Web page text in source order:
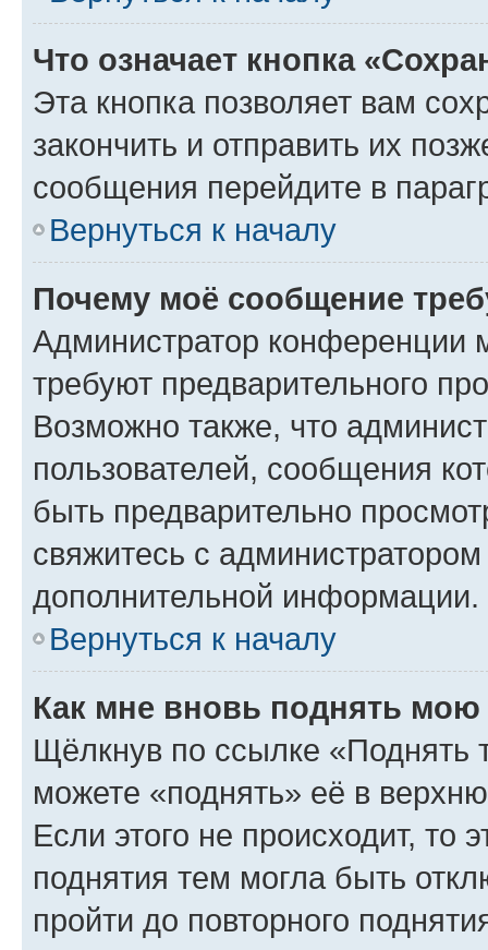
Что означает кнопка
Эта кнопка позволяет вам
закончить и отправить их
сообщения перейдите в
Вернуться к началу
Почему моё сообщение
Администратор конференции
требуют предварительного
Возможно также, что
пользователей, сообщения
быть предварительно
свяжитесь с
дополнительной информации.
Вернуться к началу
Как мне вновь поднять мою
Щёлкнув по ссылке «Поднять
можете «поднять» её в
Если этого не происходит, то
поднятия тем могла быть
пройти до повторного